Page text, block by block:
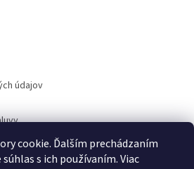
cookie. Ďalším prechádzaním
s ich používaním. Viac
údajov